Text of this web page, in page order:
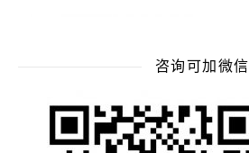
咨询可加微信